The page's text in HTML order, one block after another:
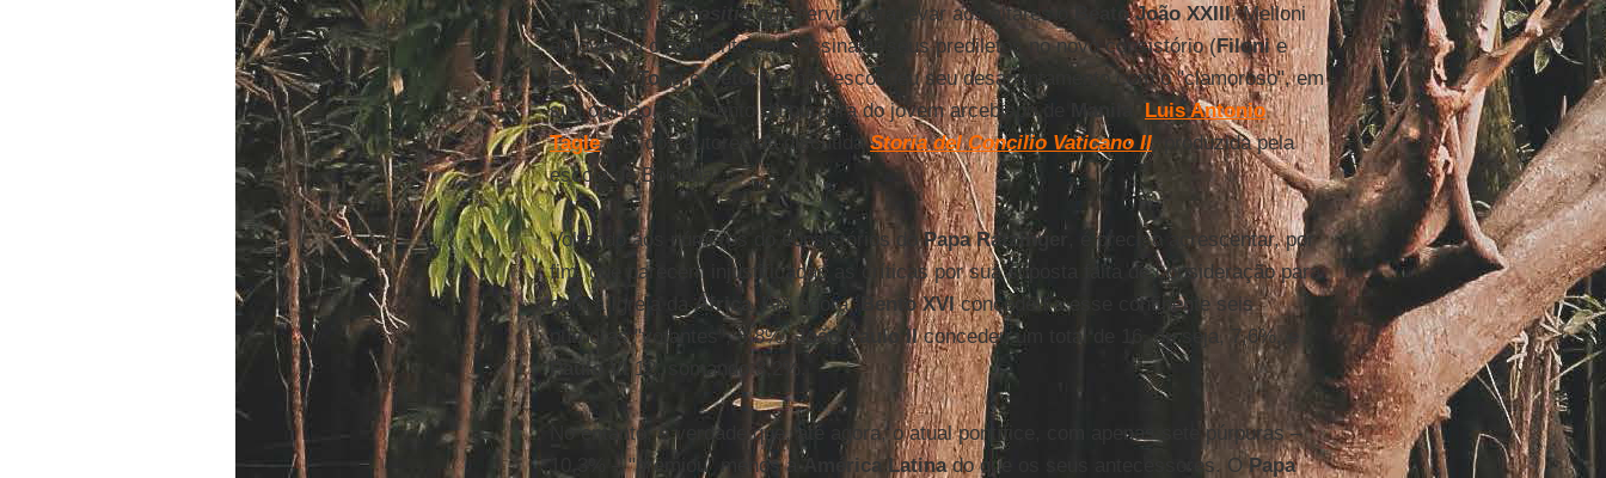
compilação daPositioque serviu para levar aos altares o Beato João XXIII. Melloni
aproveitou o momento para assinalar seus prediletos no novo consistório (Filonie
Bertello,TongeBetori ) e não escondeu seu desapontamento com o "clamoroso", em
sua opinião, adiamento da púrpura do jovem arcebispo de
Manila
Luis Antonio
Tagle, um dos autores da discutidaStoria del Concilio Vaticano II, produzida pela
escola de Bolonha.
Voltando aos números do consistórios doPapa Ratzinger
, é preciso acrescentar, por
fim, que parecem injustificadas as críticas por sua suposta falta de consideração para
com a Igreja daÁfrica. Até agora, Bento XVIconcedeu a esse continente seis
púrpuras "votantes", 8,8%.João Paulo IIconcedeu um total de 16, ou seja, 7,6%, e
Paulo VI12, somando 8,2%.
No entanto, é verdade que, até agora, o atual pontífice, com apenas sete púrpuras –
10,3% – "premiou" menos aAmérica Latinado que os seus antecessores. OPapa